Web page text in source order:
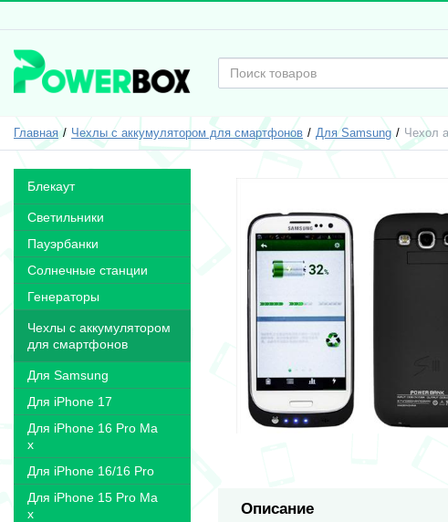
Главная Чехлы с аккумулятором для смартфонов Для Samsung Чехол
Блекаут
Светильники
Пауэрбанки
Солнечные станции
Генераторы
Чехлы с аккумулятором
для смартфонов
Для Samsung
Для iPhone 17
Для iPhone 16 Pro Ma
x
Для iPhone 16/16 Pro
Для iPhone 15 Pro Ma
x
Описание